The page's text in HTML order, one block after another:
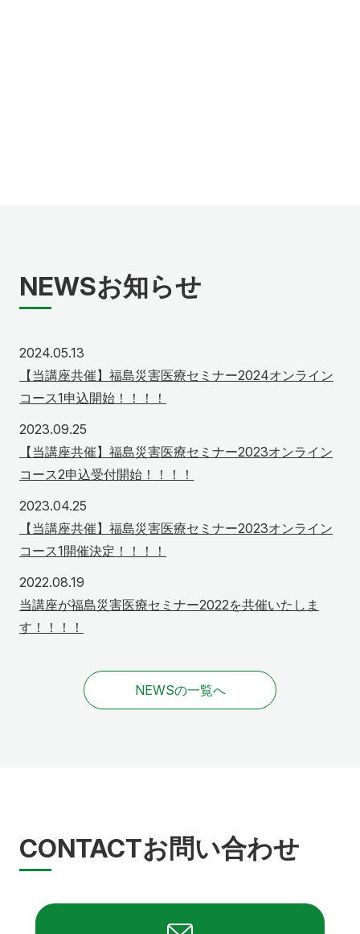
NEWSお知らせ
2024.05.13
【当講座共催】福島災害医療セミナー2024オンライン
コース1申込開始！！！！
2023.09.25
【当講座共催】福島災害医療セミナー2023オンライン
コース2申込受付開始！！！！
2023.04.25
【当講座共催】福島災害医療セミナー2023オンライン
コース1開催決定！！！！
2022.08.19
当講座が福島災害医療セミナー2022を共催いたしま
す！！！！
NEWSの一覧へ
CONTACTお問い合わせ